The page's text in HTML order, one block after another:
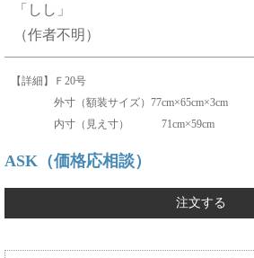
「しし」
（作者不明）
【詳細】Ｆ20号
外寸（額装サイズ）77cm×65cm×3cm
内寸（見え寸） 71cm×59cm
ASK（価格応相談）
注文する